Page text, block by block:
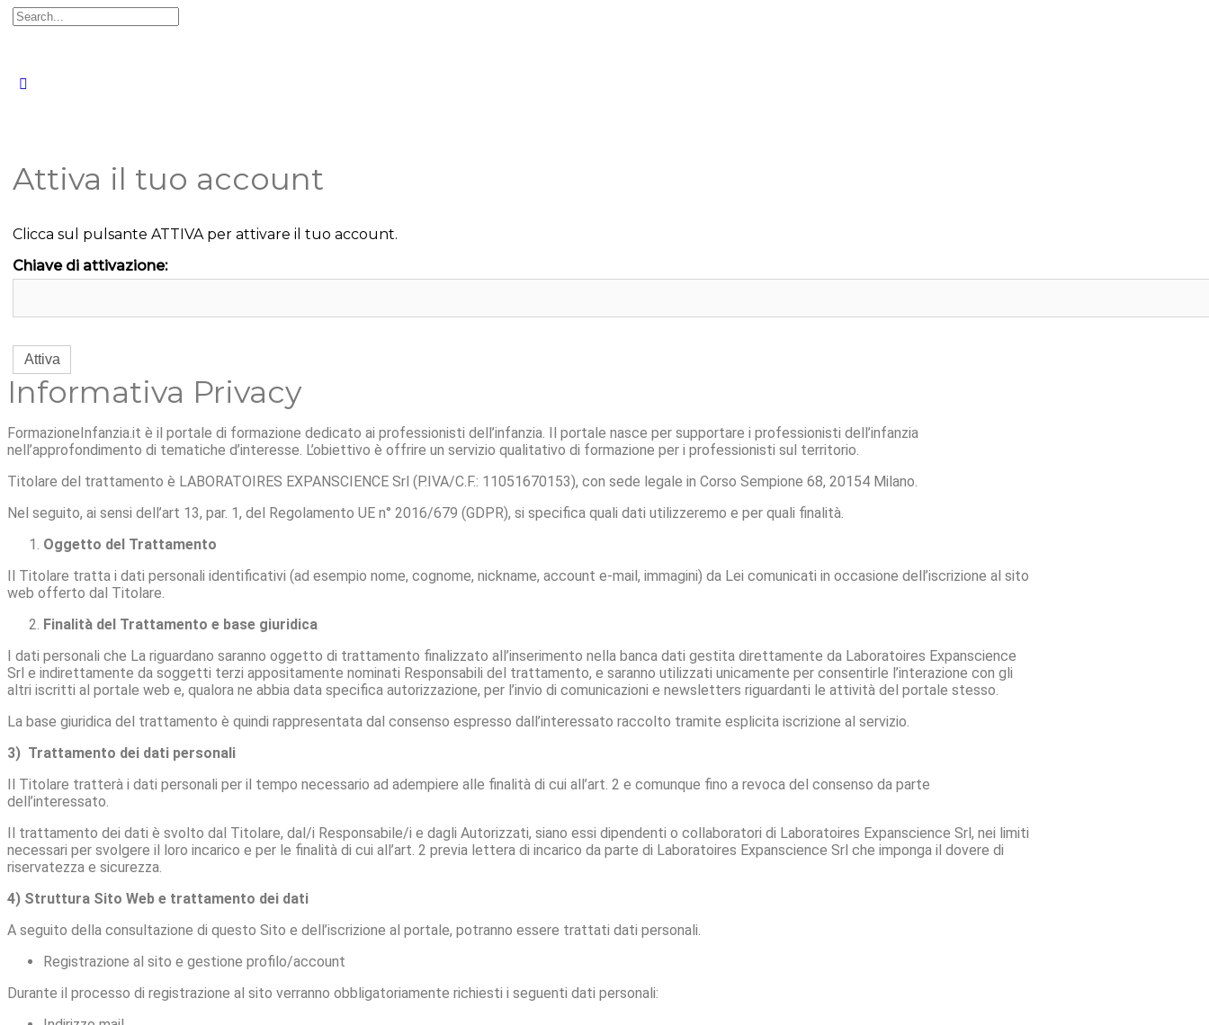
Cerca
per:
Attiva il tuo account
Clicca sul pulsante ATTIVA per attivare il tuo account.
Chiave di attivazione:
Informativa Privacy
FormazioneInfanzia.it è il portale di formazione dedicato ai professionisti dell’infanzia. Il portale nasce per supportare i professionisti dell’infanzia
nell’approfondimento di tematiche d’interesse. L’obiettivo è offrire un servizio qualitativo di formazione per i professionisti sul territorio.
Titolare del trattamento è LABORATOIRES EXPANSCIENCE Srl (P.IVA/C.F.: 11051670153), con sede legale in Corso Sempione 68, 20154 Milano.
Nel seguito, ai sensi dell’art 13, par. 1, del Regolamento UE n° 2016/679 (GDPR), si specifica quali dati utilizzeremo e per quali finalità.
Oggetto del Trattamento
Il Titolare tratta i dati personali identificativi (ad esempio nome, cognome, nickname, account e-mail, immagini) da Lei comunicati in occasione dell’iscrizione al sito
web offerto dal Titolare.
Finalità del Trattamento e base giuridica
I dati personali che La riguardano saranno oggetto di trattamento finalizzato all’inserimento nella banca dati gestita direttamente da Laboratoires Expanscience
Srl e indirettamente da soggetti terzi appositamente nominati Responsabili del trattamento, e saranno utilizzati unicamente per consentirle l’interazione con gli
altri iscritti al portale web e, qualora ne abbia data specifica autorizzazione, per l’invio di comunicazioni e newsletters riguardanti le attività del portale stesso.
La base giuridica del trattamento è quindi rappresentata dal consenso espresso dall’interessato raccolto tramite esplicita iscrizione al servizio.
3) Trattamento dei dati personali
Il Titolare tratterà i dati personali per il tempo necessario ad adempiere alle finalità di cui all’art. 2 e comunque fino a revoca del consenso da parte
dell’interessato.
Il trattamento dei dati è svolto dal Titolare, dal/i Responsabile/i e dagli Autorizzati, siano essi dipendenti o collaboratori di Laboratoires Expanscience Srl, nei limiti
necessari per svolgere il loro incarico e per le finalità di cui all’art. 2 previa lettera di incarico da parte di Laboratoires Expanscience Srl che imponga il dovere di
riservatezza e sicurezza.
4) Struttura Sito Web e trattamento dei dati
A seguito della consultazione di questo Sito e dell’iscrizione al portale, potranno essere trattati dati personali.
Registrazione al sito e gestione profilo/account
Durante il processo di registrazione al sito verranno obbligatoriamente richiesti i seguenti dati personali: